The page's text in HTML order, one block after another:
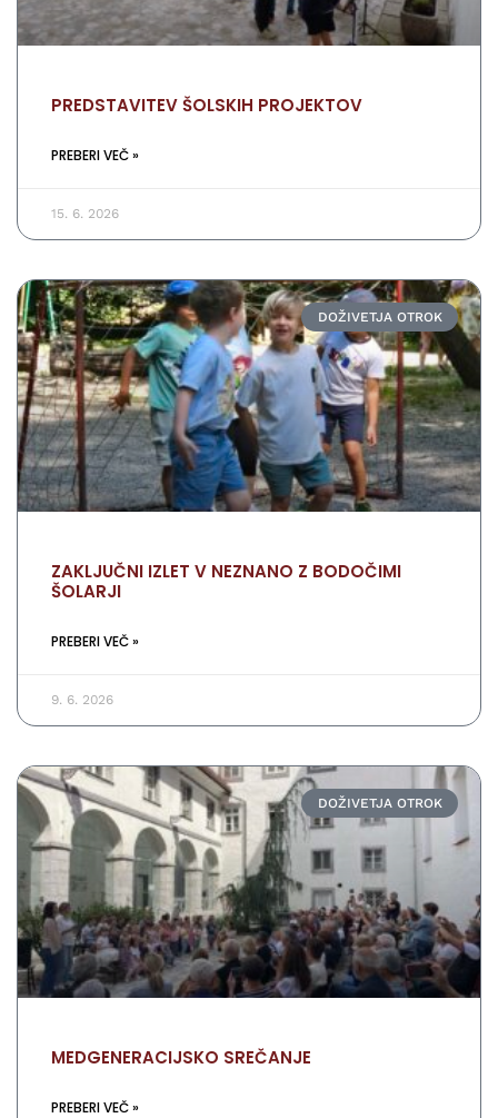
PREDSTAVITEV ŠOLSKIH PROJEKTOV
PREBERI VEČ »
15. 6. 2026
DOŽIVETJA OTROK
ZAKLJUČNI IZLET V NEZNANO Z BODOČIMI
ŠOLARJI
PREBERI VEČ »
9. 6. 2026
DOŽIVETJA OTROK
MEDGENERACIJSKO SREČANJE
PREBERI VEČ »